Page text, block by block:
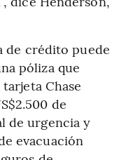
de crédito puede
póliza que
Chase
de
de urgencia y
evacuación